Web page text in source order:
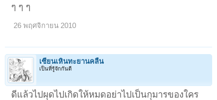
ๆ ๆ ๆ
26 พฤศจิกายน 2010
เซียนเหินทะยานคลื่น
เป็นที่รู้จักกันดี
ดีแล้วไปผุดไปเกิดให้หมดอย่าไปเป็นกุมารของใคร